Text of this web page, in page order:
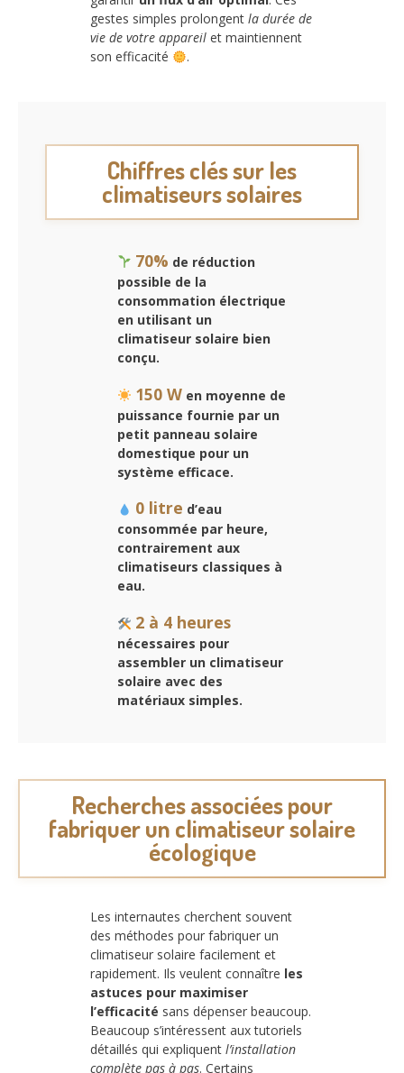
gestes simples prolongent la durée de
vie de votre appareil et maintiennent
son efficacité
.
Chiffres clés sur les
climatiseurs solaires
70% de réduction
possible de la
consommation électrique
en utilisant un
climatiseur solaire bien
conçu.
150 Wen moyenne de
puissance fournie par un
petit panneau solaire
domestique pour un
système efficace.
0 litre d’eau
consommée par heure,
contrairement aux
climatiseurs classiques à
eau.
2 à 4 heures
nécessaires pour
assembler un climatiseur
solaire avec des
matériaux simples.
Recherches associées pour
fabriquer un climatiseur solaire
écologique
Les internautes cherchent souvent
des méthodes pour fabriquer un
climatiseur solaire facilement et
rapidement. Ils veulent connaître les
astuces pour maximiser
l’efficacité sans dépenser beaucoup.
Beaucoup s’intéressent aux tutoriels
détaillés qui expliquent l’installation
complète pas à pas. Certains